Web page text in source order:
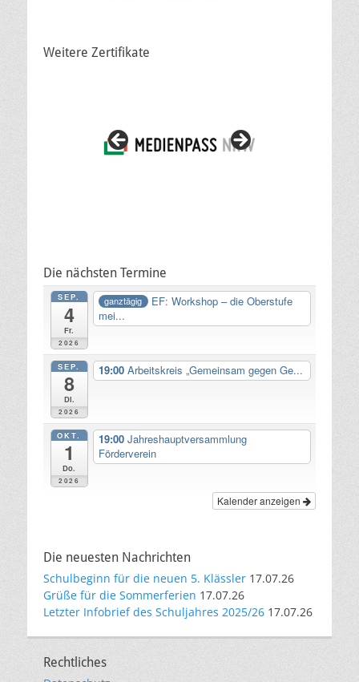
Weitere Zertifikate
Die nächsten Termine
SEP.
4
Fr.
2026
ganztägig
EF: Workshop – die Oberstufe
mei...
SEP.
8
Di.
2026
19:00 Arbeitskreis „Gemeinsam gegen Ge...
OKT.
1
Do.
2026
19:00 Jahreshauptversammlung
Förderverein
Kalender anzeigen
Die neuesten Nachrichten
Schulbeginn für die neuen 5. Klässler 17.07.26
Grüße für die Sommerferien 17.07.26
Letzter Infobrief des Schuljahres 2025/26 17.07.26
Rechtliches